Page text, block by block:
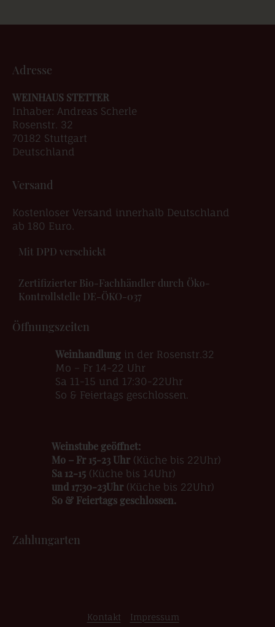
Adresse
WEINHAUS STETTER
Inhaber: Andreas Scherle
Rosenstr. 32
70182 Stuttgart
Deutschland
Versand
Kostenloser Versand innerhalb Deutschland
ab 180 Euro.
Mit DPD verschickt
Zertifizierter Bio-Fachhändler durch Öko-
Kontrollstelle DE-ÖKO-037
Öffnungszeiten
Weinhandlungin der Rosenstr.32
Mo – Fr 14-22 Uhr
Sa 11-15 und 17:30-22Uhr
So & Feiertags geschlossen.
Weinstube geöffnet:
Mo – Fr 15-23 Uhr(Küche bis 22Uhr)
Sa 12-15(Küche bis 14Uhr)
und 17:30-23Uhr(Küche bis 22Uhr)
So & Feiertags geschlossen.
Zahlungarten
Kontakt Impressum